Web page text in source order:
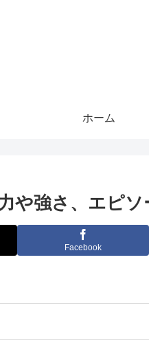
ホーム
や強さ、エピソ
Facebook